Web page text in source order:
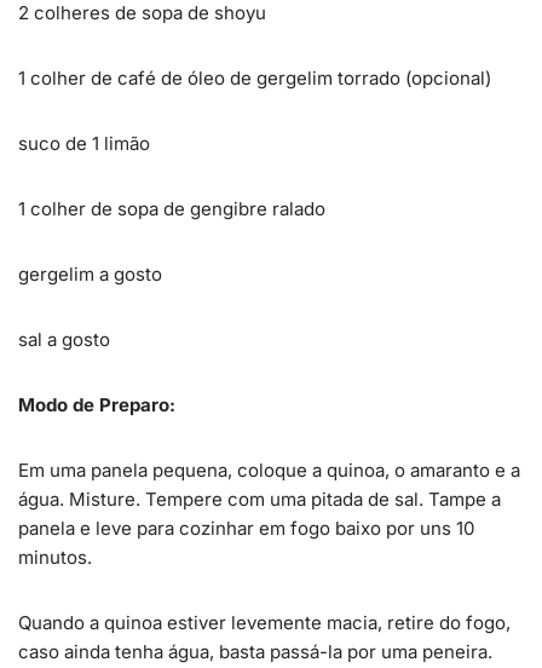
2 colheres de sopa de shoyu
1 colher de café de óleo de gergelim torrado (opcional)
suco de 1 limão
1 colher de sopa de gengibre ralado
gergelim a gosto
sal a gosto
Modo de Preparo:
Em uma panela pequena, coloque a quinoa, o amaranto e a
água. Misture. Tempere com uma pitada de sal. Tampe a
panela e leve para cozinhar em fogo baixo por uns 10
minutos.
Quando a quinoa estiver levemente macia, retire do fogo,
caso ainda tenha água, basta passá-la por uma peneira.